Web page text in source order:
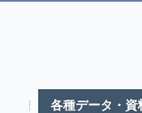
各種データ・資